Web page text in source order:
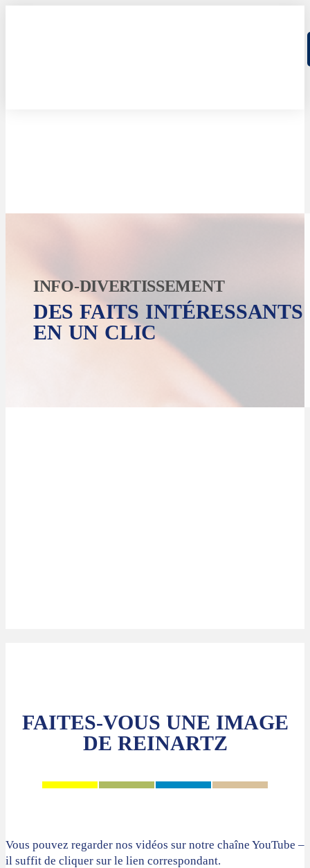
INFO-DIVERTISSEMENT
DES FAITS INTÉRESSANTS
EN UN CLIC
FAITES-VOUS UNE IMAGE
DE REINARTZ
Vous pouvez regarder nos vidéos sur notre chaîne YouTube –
il suffit de cliquer sur le lien correspondant.